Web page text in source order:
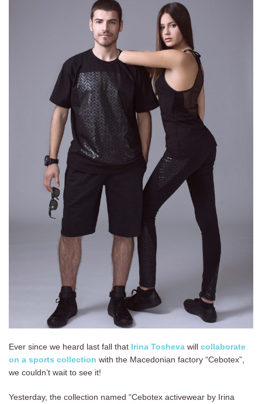
Ever since we heard last fall that Irina Tosheva will collaborate
on a sports collection with the Macedonian factory “Cebotex”,
we couldn’t wait to see it!
Yesterday, the collection named “Cebotex activewear by Irina